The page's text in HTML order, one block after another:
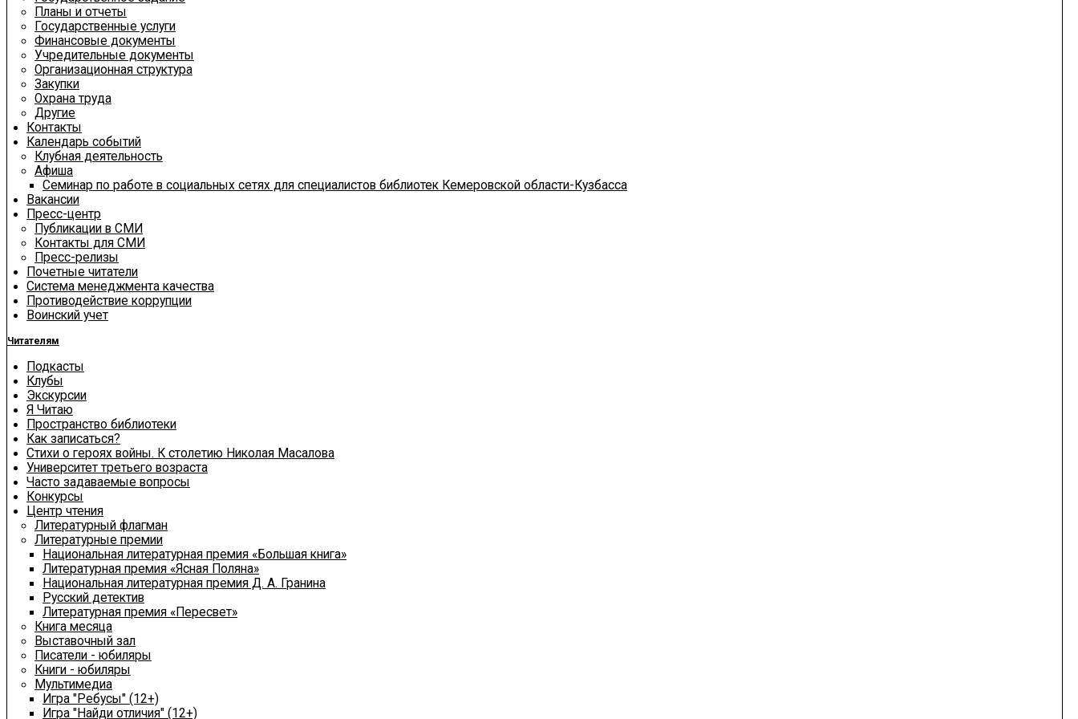
Планы и отчеты
Государственные услуги
Финансовые документы
Учредительные документы
Организационная структура
Закупки
Охрана труда
Другие
Контакты
Календарь событий
Клубная деятельность
Афиша
Семинар по работе в социальных сетях для специалистов библиотек Кемеровской области-Кузбасса
Вакансии
Пресс-центр
Публикации в СМИ
Контакты для СМИ
Пресс-релизы
Почетные читатели
Система менеджмента качества
Противодействие коррупции
Воинский учет
Читателям
Подкасты
Клубы
Экскурсии
Я Читаю
Пространство библиотеки
Как записаться?
Стихи о героях войны. К столетию Николая Масалова
Университет третьего возраста
Часто задаваемые вопросы
Конкурсы
Центр чтения
Литературный флагман
Литературные премии
Национальная литературная премия «Большая книга»
Литературная премия «Ясная Поляна»
Национальная литературная премия Д. А. Гранина
Русский детектив
Литературная премия «Пересвет»
Книга месяца
Выставочный зал
Писатели - юбиляры
Книги - юбиляры
Мультимедиа
Игра "Ребусы" (12+)
Игра "Найди отличия" (12+)